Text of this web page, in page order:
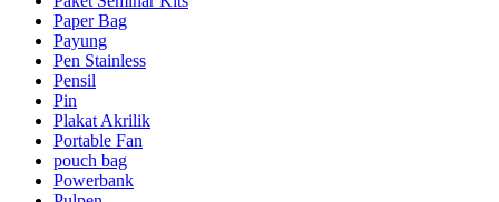
Paper Bag
Payung
Pen Stainless
Pensil
Pin
Plakat Akrilik
Portable Fan
pouch bag
Powerbank